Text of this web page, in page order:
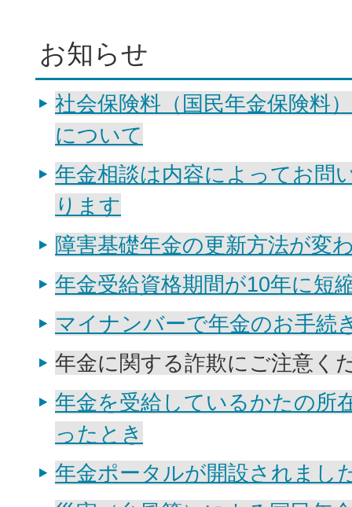
お知らせ
社会保険料（国民年金保険料
について
年金相談は内容によってお問
ります
障害基礎年金の更新方法が変
年金受給資格期間が10年に短
マイナンバーで年金のお手続
年金に関する詐欺にご注意く
年金を受給しているかたの所
ったとき
年金ポータルが開設されまし